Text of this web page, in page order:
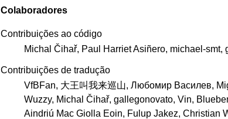
Colaboradores
Contribuições ao código
Michal Čihař, Paul Harriet Asiñero, michael-smt,
Contribuições de tradução
VfBFan, 大王叫我来巡山, Любомир Василев,
Wuzzy, Michal Čihař, gallegonovato, Vin,
Aindriú Mac Giolla Eoin, Fulup Jakez, Christian